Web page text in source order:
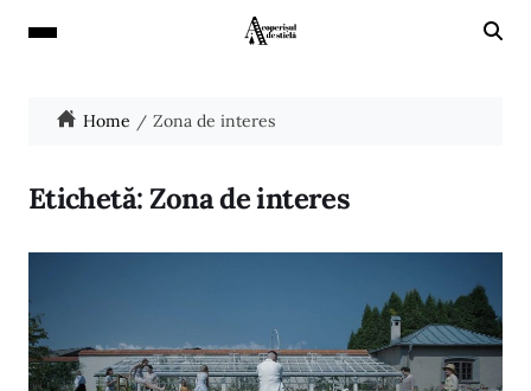
Home Zona de interes
Etichetă: Zona de interes